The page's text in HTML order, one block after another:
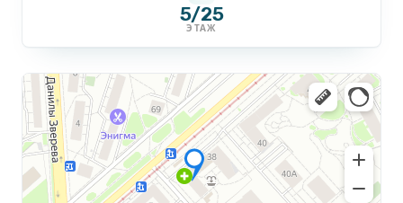
5/25
ЭТАЖ